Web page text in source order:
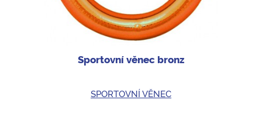
Sportovní věnec bronz
SPORTOVNÍ VĚNEC